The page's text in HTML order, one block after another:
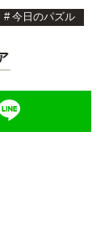
# 今日のパズル